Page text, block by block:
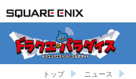
トップ ニュース